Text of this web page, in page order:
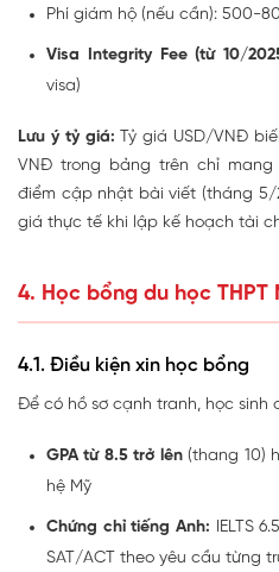
Phí giám hộ (nếu cần): 500-
Visa Integrity Fee (từ 10/
visa)
Lưu ý tỷ giá: Tỷ giá USD/VNĐ
VNĐ trong bảng trên chỉ
điểm cập nhật bài viết (tháng 5/
giá thực tế khi lập kế hoạch tài
4. Học bổng du học THPT
4.1. Điều kiện xin học bổng
Để có hồ sơ cạnh tranh, học sinh
GPA từ 8.5 trở lên(thang 10)
hệ Mỹ
Chứng chỉ tiếng Anh: IELTS
SAT/ACT theo yêu cầu từng